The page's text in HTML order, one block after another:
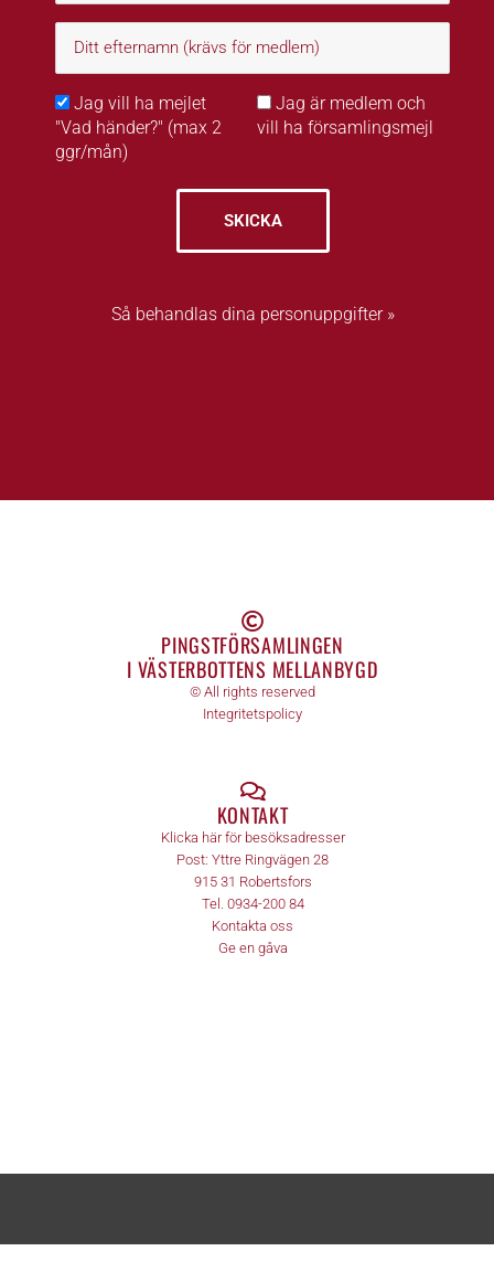
Jag vill ha mejlet
"Vad händer?" (max 2
ggr/mån)
Jag är medlem och
vill ha församlingsmejl
SKICKA
Så behandlas dina personuppgifter »
PINGSTFÖRSAMLINGEN
I VÄSTERBOTTENS MELLANBYGD
© All rights reserved
Integritetspolicy
KONTAKT
Klicka här för besöksadresser
Post: Yttre Ringvägen 28
915 31 Robertsfors
Tel. 0934-200 84
Kontakta oss
Ge en gåva